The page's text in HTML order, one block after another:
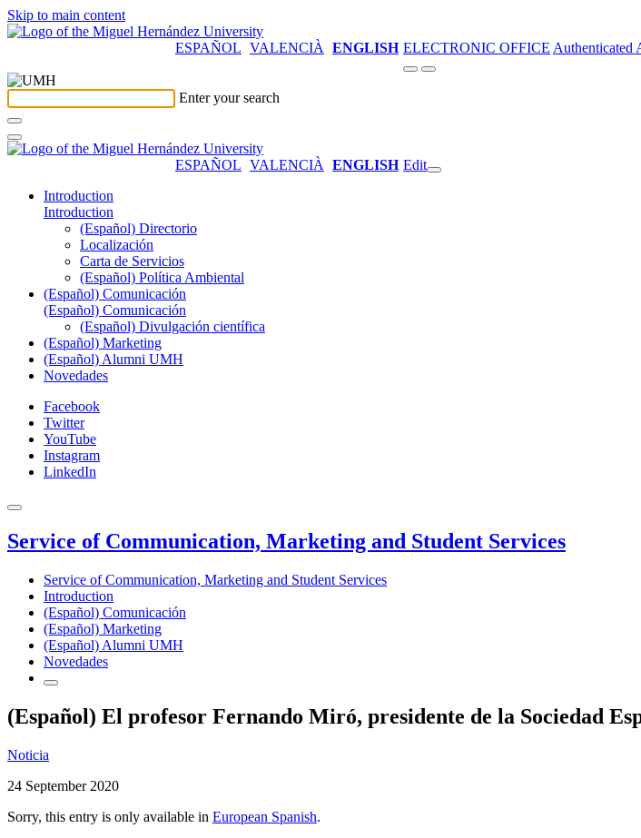
Skip to main content
ESPAÑOL VALENCIÀ ENGLISH ELECTRONIC OFFICE Authenticated
Enter your search
ESPAÑOL VALENCIÀ ENGLISH Edit
Introduction
Introduction
(Español) Directorio
Localización
Carta de Servicios
(Español) Política Ambiental
(Español) Comunicación
(Español) Comunicación
(Español) Divulgación científica
(Español) Marketing
(Español) Alumni UMH
Novedades
Facebook
Twitter
YouTube
Instagram
LinkedIn
Service of Communication, Marketing and Student Services
Service of Communication, Marketing and Student Services
Introduction
(Español) Comunicación
(Español) Marketing
(Español) Alumni UMH
Novedades
(Español) El profesor Fernando Miró, presidente de la Sociedad
Noticia
24 September 2020
Sorry, this entry is only available in European Spanish.